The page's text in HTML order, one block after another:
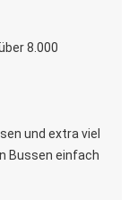
8.000
und extra viel
Bussen einfach